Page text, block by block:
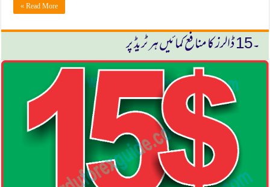
Read More »
۔15 ڈالرز كا منافع كمائیں ہر ٹریڈ پر